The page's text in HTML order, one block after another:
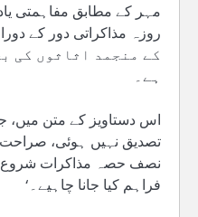
کے منجمد اثاثوں کی
ہے۔
اس دستاویز کے متن
تصدیق نہیں ہوئی،
نصف حصہ مذاکرات شروع
فراہم کیا جانا چاہیے۔‘